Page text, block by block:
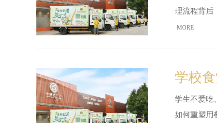
理流程背后
医院营养
MORE
学校
学生不爱吃
如何重塑用